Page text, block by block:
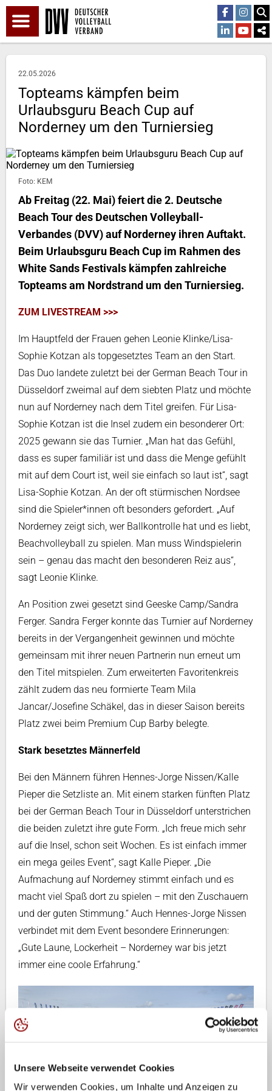
Unsere Webseite verwendet Cookies
Wir verwenden Cookies, um Inhalte und Anzeigen zu
22.05.2026
Topteams kämpfen beim
Urlaubsguru Beach Cup auf
Norderney um den Turniersieg
Foto: KEM
Ab Freitag (22. Mai) feiert die 2. Deutsche
Beach Tour des Deutschen Volleyball-
Verbandes (DVV) auf Norderney ihren Auftakt.
Beim Urlaubsguru Beach Cup im Rahmen des
White Sands Festivals kämpfen zahlreiche
Topteams am Nordstrand um den Turniersieg.
ZUM LIVESTREAM >>>
Im Hauptfeld der Frauen gehen Leonie Klinke/Lisa-
Sophie Kotzan als topgesetztes Team an den Start.
Das Duo landete zuletzt bei der German Beach Tour in
Düsseldorf zweimal auf dem siebten Platz und möchte
nun auf Norderney nach dem Titel greifen. Für Lisa-
Sophie Kotzan ist die Insel zudem ein besonderer Ort:
2025 gewann sie das Turnier. „Man hat das Gefühl,
dass es super familiär ist und dass die Menge gefühlt
mit auf dem Court ist, weil sie einfach so laut ist“, sagt
Lisa-Sophie Kotzan. An der oft stürmischen Nordsee
sind die Spieler*innen oft besonders gefordert. „Auf
Norderney zeigt sich, wer Ballkontrolle hat und es liebt,
Beachvolleyball zu spielen. Man muss Windspielerin
sein – genau das macht den besonderen Reiz aus“,
sagt Leonie Klinke.
An Position zwei gesetzt sind Geeske Camp/Sandra
Ferger. Sandra Ferger konnte das Turnier auf Norderney
bereits in der Vergangenheit gewinnen und möchte
gemeinsam mit ihrer neuen Partnerin nun erneut um
den Titel mitspielen. Zum erweiterten Favoritenkreis
zählt zudem das neu formierte Team Mila
Jancar/Josefine Schäkel, das in dieser Saison bereits
Platz zwei beim Premium Cup Barby belegte.
Stark besetztes Männerfeld
Bei den Männern führen Hennes-Jorge Nissen/Kalle
Pieper die Setzliste an. Mit einem starken fünften Platz
bei der German Beach Tour in Düsseldorf unterstrichen
die beiden zuletzt ihre gute Form. „Ich freue mich sehr
auf die Insel, schon seit Wochen. Es ist einfach immer
ein mega geiles Event“, sagt Kalle Pieper. „Die
Aufmachung auf Norderney stimmt einfach und es
macht viel Spaß dort zu spielen – mit den Zuschauern
und der guten Stimmung.“ Auch Hennes-Jorge Nissen
verbindet mit dem Event besondere Erinnerungen:
„Gute Laune, Lockerheit – Norderney war bis jetzt
immer eine coole Erfahrung.“